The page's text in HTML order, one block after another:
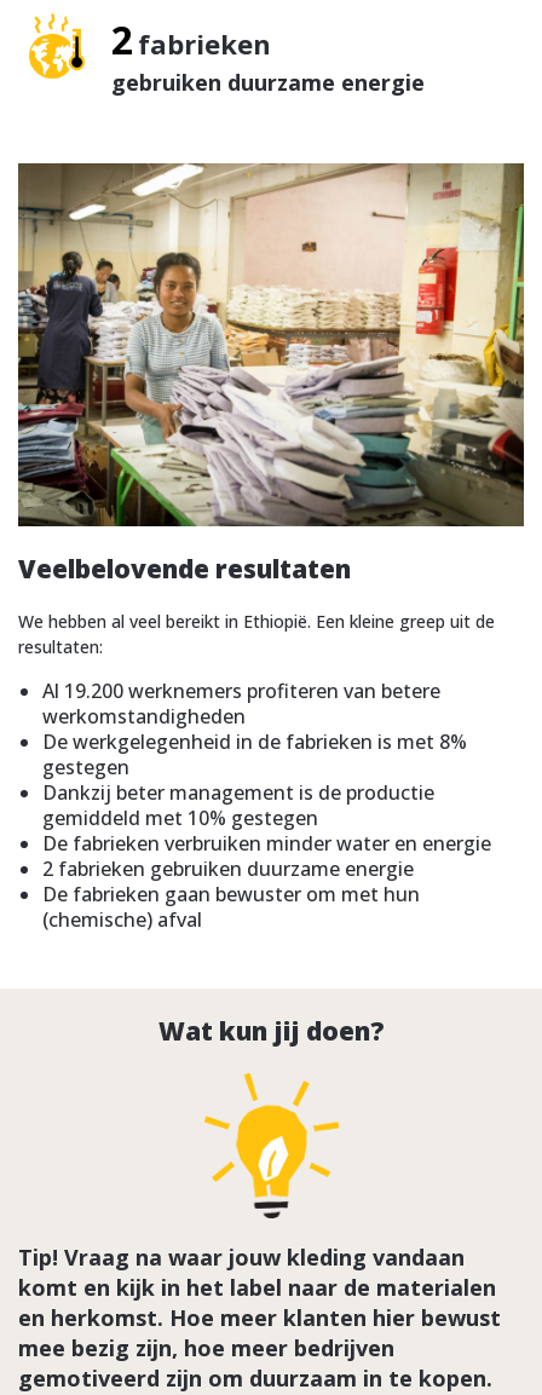
2 fabrieken
gebruiken duurzame energie
Veelbelovende resultaten
We hebben al veel bereikt in Ethiopië. Een kleine greep uit de
resultaten:
Al 19.200 werknemers profiteren van betere
werkomstandigheden
De werkgelegenheid in de fabrieken is met 8%
gestegen
Dankzij beter management is de productie
gemiddeld met 10% gestegen
De fabrieken verbruiken minder water en energie
2 fabrieken gebruiken duurzame energie
De fabrieken gaan bewuster om met hun
(chemische) afval
Wat kun jij doen?
Tip! Vraag na waar jouw kleding vandaan
komt en kijk in het label naar de materialen
en herkomst. Hoe meer klanten hier bewust
mee bezig zijn, hoe meer bedrijven
gemotiveerd zijn om duurzaam in te kopen.